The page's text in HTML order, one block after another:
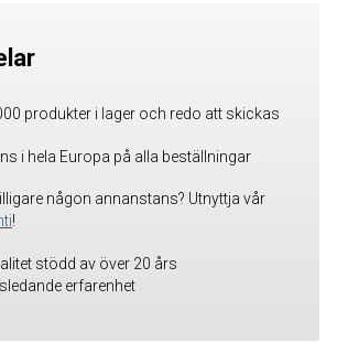
produkter i lager och redo att skickas
i hela Europa på alla beställningar
någon annanstans? Utnyttja vår
!
stödd av över 20 års
erfarenhet